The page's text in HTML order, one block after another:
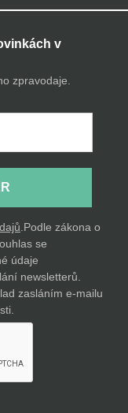
v
zpravodaje.
Podle zákona o
se
údaje
newsletterů.
zasláním e-mailu